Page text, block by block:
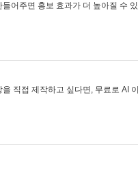
어주면 홍보 효과가 더 높아질 수 있
직접 제작하고 싶다면, 무료로 AI 이